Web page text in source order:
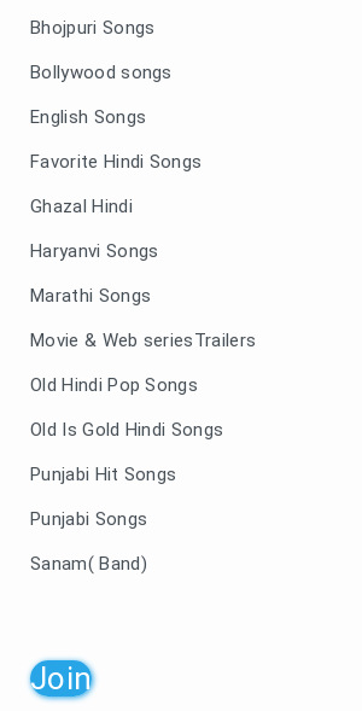
Bhojpuri Songs
Bollywood songs
English Songs
Favorite Hindi Songs
Ghazal Hindi
Haryanvi Songs
Marathi Songs
Movie & Web seriesTrailers
Old Hindi Pop Songs
Old Is Gold Hindi Songs
Punjabi Hit Songs
Punjabi Songs
Sanam( Band)
Join